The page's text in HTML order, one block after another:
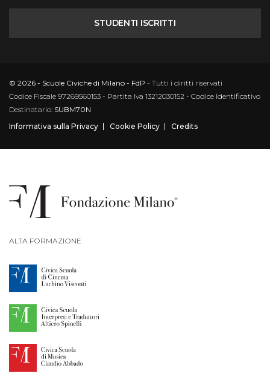
STUDENTI ISCRITTI
© 2026 - Scuole Civiche di Milano - FdP - Tutti i diritti riservati
Codice Fiscale 97269560153 - Partita Iva 13212030152 - Codice Identificativo
Destinatario: SUBM70N
Informativa sulla Privacy
Cookie Policy Credits
ALTA FORMAZIONE